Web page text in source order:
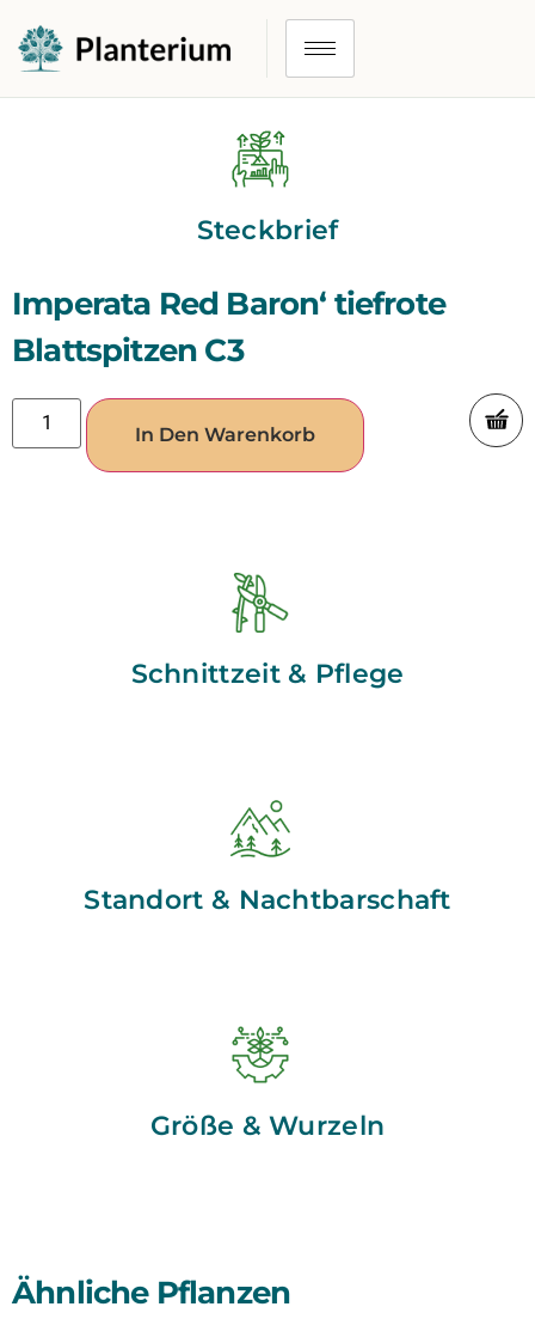
Steckbrief
Imperata Red Baron‘ tiefrote
Blattspitzen C3
In Den Warenkorb
Schnittzeit & Pflege
Standort & Nachtbarschaft
Größe & Wurzeln
Ähnliche Pflanzen